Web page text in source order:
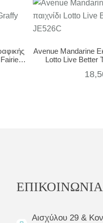
Avenue Mandarine
Lotto Live Better
ΕΠΙΚΟΙΝΩΝΙΑ
Αισχύλου 29 &